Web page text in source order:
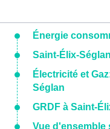
Énergie
Saint-Élix-
Électricité et
Séglan
GRDF à Saint-
Vue d'ensemble